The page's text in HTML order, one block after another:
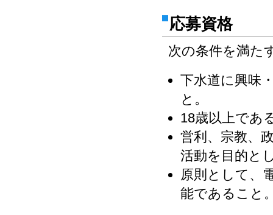
応募資格
次の条件を満た
下水道に興味
と。
18歳以上であ
営利、宗教、
活動を目的と
原則として、
能であること